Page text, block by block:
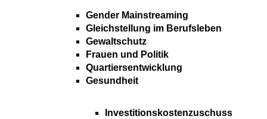
Gender Mainstreaming
Gleichstellung im Berufsleben
Gewaltschutz
Frauen und Politik
Quartiersentwicklung
Gesundheit
Investitionskostenzuschuss